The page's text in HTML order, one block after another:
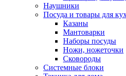
Наушники
Посуда и товары для
Казаны
Мантоварки
Наборы посуды
Ножи, ножеточки
Сковороды
Системные блоки